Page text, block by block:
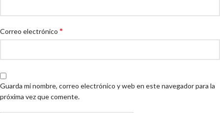
Correo electrónico *
Guarda mi nombre, correo electrónico y web en este navegador para la
próxima vez que comente.